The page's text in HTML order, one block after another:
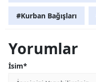
#Kurban Bağışları
Yorumlar
İsim*